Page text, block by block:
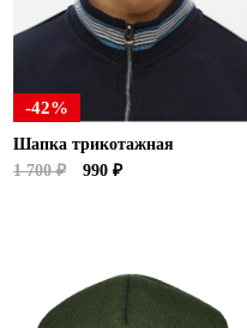
-42%
Шапка трикотажная
1 700 ₽
990 ₽